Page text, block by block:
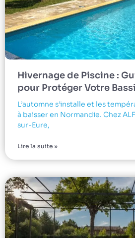
Hivernage de Piscine :
pour Protéger Votre
L’automne s’installe et les
à baisser en Normandie. Chez
sur-Eure,
Lire la suite »